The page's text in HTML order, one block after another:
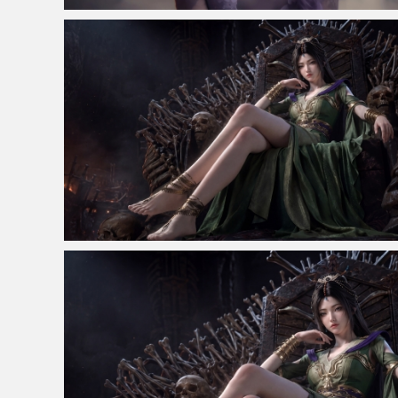
仙侠凌仙 紫色长卷发美女 古风古典 4K壁纸
凡人修仙传 柳玉 骨王座 4k壁纸 3840x2160